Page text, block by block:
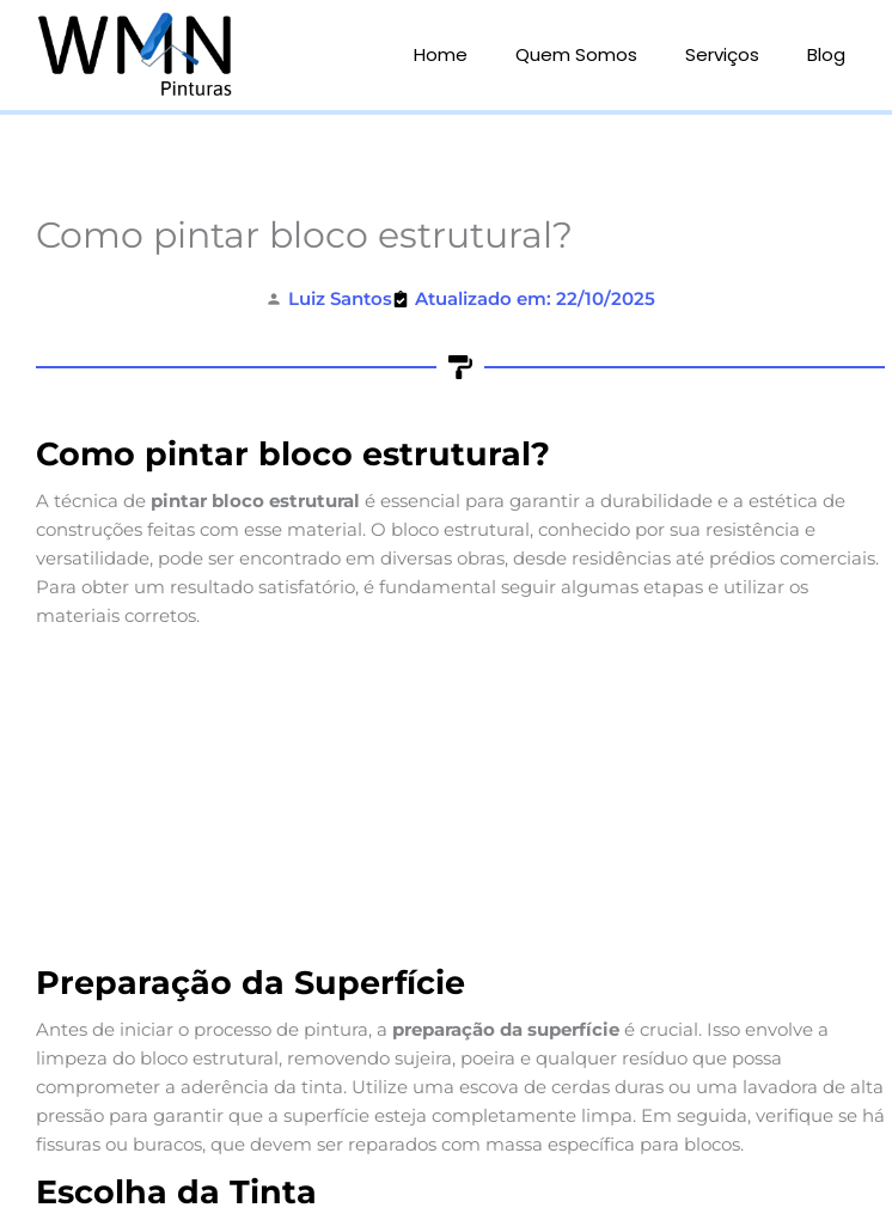
Home Quem Somos Serviços Blog
Como pintar bloco estrutural?
Luiz Santos Atualizado em: 22/10/2025
Como pintar bloco estrutural?
A técnica de pintar bloco estrutural é essencial para garantir a durabilidade e a estética de
construções feitas com esse material. O bloco estrutural, conhecido por sua resistência e
versatilidade, pode ser encontrado em diversas obras, desde residências até prédios comerciais.
Para obter um resultado satisfatório, é fundamental seguir algumas etapas e utilizar os
materiais corretos.
Preparação da Superfície
Antes de iniciar o processo de pintura, a preparação da superfície é crucial. Isso envolve a
limpeza do bloco estrutural, removendo sujeira, poeira e qualquer resíduo que possa
comprometer a aderência da tinta. Utilize uma escova de cerdas duras ou uma lavadora de alta
pressão para garantir que a superfície esteja completamente limpa. Em seguida, verifique se há
fissuras ou buracos, que devem ser reparados com massa específica para blocos.
Escolha da Tinta